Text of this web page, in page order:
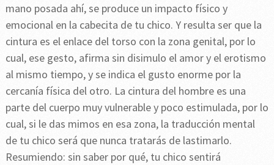
mano posada ahí, se produce un impacto físico y
emocional en la cabecita de tu chico. Y resulta ser que la
cintura es el enlace del torso con la zona genital, por lo
cual, ese gesto, afirma sin disimulo el amor y el erotismo
al mismo tiempo, y se indica el gusto enorme por la
cercanía física del otro. La cintura del hombre es una
parte del cuerpo muy vulnerable y poco estimulada, por lo
cual, si le das mimos en esa zona, la traducción mental
de tu chico será que nunca tratarás de lastimarlo.
Resumiendo: sin saber por qué, tu chico sentirá